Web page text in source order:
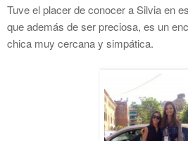
Tuve el placer de conocer a Silvia en
que además de ser preciosa, es un
chica muy cercana y simpática.